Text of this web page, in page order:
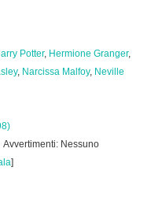
Potter, Hermione Granger,
, Narcissa Malfoy, Neville
Avvertimenti: Nessuno
]